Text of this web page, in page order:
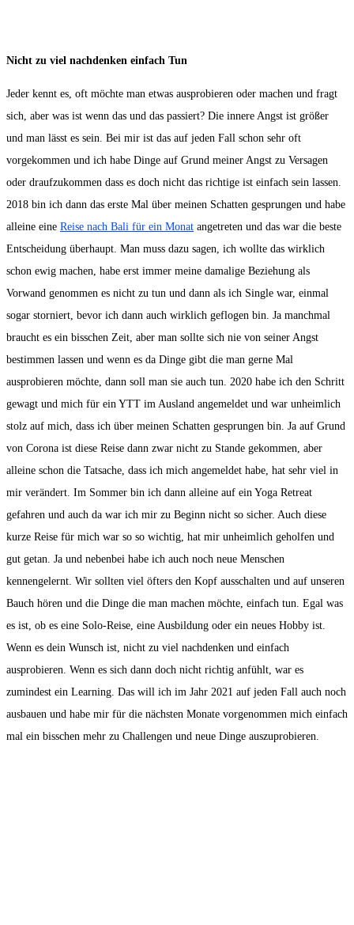
Nicht zu viel nachdenken einfach Tun
Jeder kennt es, oft möchte man etwas ausprobieren oder machen und fragt
sich, aber was ist wenn das und das passiert? Die innere Angst ist größer
und man lässt es sein. Bei mir ist das auf jeden Fall schon sehr oft
vorgekommen und ich habe Dinge auf Grund meiner Angst zu Versagen
oder draufzukommen dass es doch nicht das richtige ist einfach sein lassen.
2018 bin ich dann das erste Mal über meinen Schatten gesprungen und habe
alleine eine Reise nach Bali für ein Monat angetreten und das war die beste
Entscheidung überhaupt. Man muss dazu sagen, ich wollte das wirklich
schon ewig machen, habe erst immer meine damalige Beziehung als
Vorwand genommen es nicht zu tun und dann als ich Single war, einmal
sogar storniert, bevor ich dann auch wirklich geflogen bin. Ja manchmal
braucht es ein bisschen Zeit, aber man sollte sich nie von seiner Angst
bestimmen lassen und wenn es da Dinge gibt die man gerne Mal
ausprobieren möchte, dann soll man sie auch tun. 2020 habe ich den Schritt
gewagt und mich für ein YTT im Ausland angemeldet und war unheimlich
stolz auf mich, dass ich über meinen Schatten gesprungen bin. Ja auf Grund
von Corona ist diese Reise dann zwar nicht zu Stande gekommen, aber
alleine schon die Tatsache, dass ich mich angemeldet habe, hat sehr viel in
mir verändert. Im Sommer bin ich dann alleine auf ein Yoga Retreat
gefahren und auch da war ich mir zu Beginn nicht so sicher. Auch diese
kurze Reise für mich war so so wichtig, hat mir unheimlich geholfen und
gut getan. Ja und nebenbei habe ich auch noch neue Menschen
kennengelernt. Wir sollten viel öfters den Kopf ausschalten und auf unseren
Bauch hören und die Dinge die man machen möchte, einfach tun. Egal was
es ist, ob es eine Solo-Reise, eine Ausbildung oder ein neues Hobby ist.
Wenn es dein Wunsch ist, nicht zu viel nachdenken und einfach
ausprobieren. Wenn es sich dann doch nicht richtig anfühlt, war es
zumindest ein Learning. Das will ich im Jahr 2021 auf jeden Fall auch noch
ausbauen und habe mir für die nächsten Monate vorgenommen mich einfach
mal ein bisschen mehr zu Challengen und neue Dinge auszuprobieren.